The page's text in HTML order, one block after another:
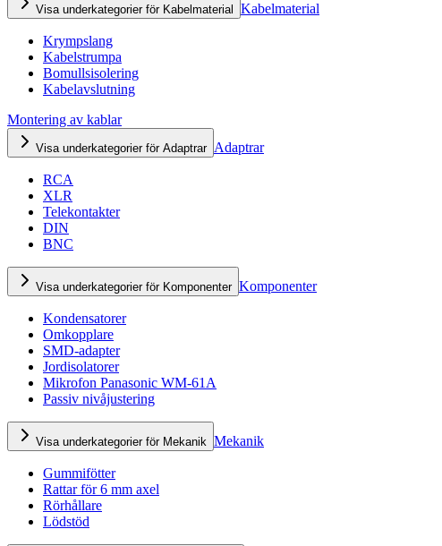
Visa underkategorier för Kabelmaterial Kabelmaterial
Krympslang
Kabelstrumpa
Bomullsisolering
Kabelavslutning
Montering av kablar
Visa underkategorier för Adaptrar Adaptrar
RCA
XLR
Telekontakter
DIN
BNC
Visa underkategorier för Komponenter Komponenter
Kondensatorer
Omkopplare
SMD-adapter
Jordisolatorer
Mikrofon Panasonic WM-61A
Passiv nivåjustering
Visa underkategorier för Mekanik Mekanik
Gummifötter
Rattar för 6 mm axel
Rörhållare
Lödstöd